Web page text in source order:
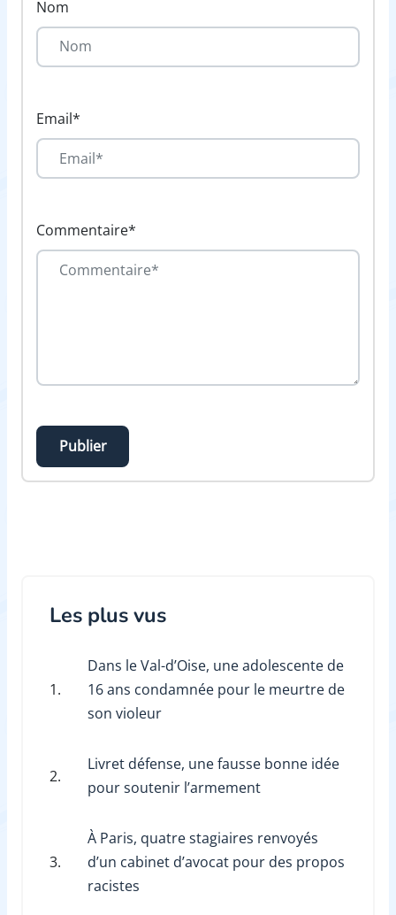
Nom
Email*
Commentaire*
Publier
Les plus vus
1.
Dans le Val-d’Oise, une adolescente de
16 ans condamnée pour le meurtre de
son violeur
2.
Livret défense, une fausse bonne idée
pour soutenir l’armement
3.
À Paris, quatre stagiaires renvoyés
d’un cabinet d’avocat pour des propos
racistes